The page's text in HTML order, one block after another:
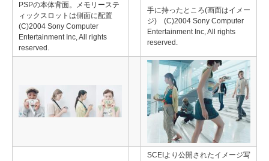
PSPの本体背面。メモリーステ
ィックスロットは側面に配置
(C)2004 Sony Computer
Entertainment Inc, All rights
reserved.
手に持ったところ(画面はイメー
ジ) (C)2004 Sony Computer
Entertainment Inc, All rights
reserved.
SCEIより公開されたイメージ写